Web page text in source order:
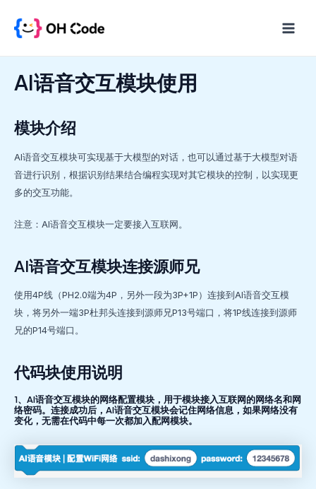
Main
AI语音交互模块使用
模块介绍
AI语音交互模块可实现基于大模型的对话，也可以通过基于大模型对语
音进行识别，根据识别结果结合编程实现对其它模块的控制，以实现更
多的交互功能。
注意：AI语音交互模块一定要接入互联网。
AI语音交互模块连接源师兄
使用4P线（PH2.0端为4P，另外一段为3P+1P）连接到AI语音交互模
块，将另外一端3P杜邦头连接到源师兄P13号端口，将1P线连接到源师
兄的P14号端口。
代码块使用说明
1、AI语音交互模块的网络配置模块，用于模块接入互联网的网络名和网
络密码。连接成功后，AI语音交互模块会记住网络信息，如果网络没有
变化，无需在代码中每一次都加入配网模块。